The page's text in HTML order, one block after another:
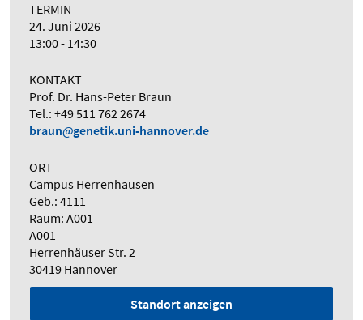
TERMIN
24. Juni 2026
13:00 - 14:30
KONTAKT
Prof. Dr. Hans-Peter Braun
Tel.: +49 511 762 2674
braun
genetik.uni-hannover.de
ORT
Campus Herrenhausen
Geb.: 4111
Raum: A001
A001
Herrenhäuser Str. 2
30419 Hannover
Standort anzeigen